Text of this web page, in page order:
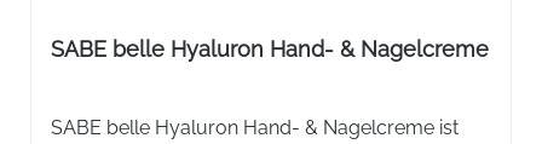
SABE belle Hyaluron Hand- & Nagelcreme
SABE belle Hyaluron Hand- & Nagelcreme ist